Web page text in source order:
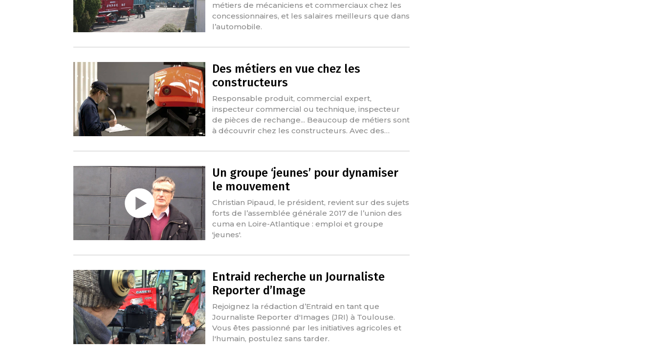
métiers de mécaniciens et commerciaux chez les
concessionnaires, et les salaires meilleurs que dans
l’automobile.
Des métiers en vue chez les
constructeurs
Responsable produit, commercial expert,
inspecteur commercial ou technique, inspecteur
de pièces de rechange... Beaucoup de métiers sont
à découvrir chez les constructeurs. Avec des…
Un groupe ‘jeunes’ pour dynamiser
le mouvement
Christian Pipaud, le président, revient sur des sujets
forts de l’assemblée générale 2017 de l’union des
cuma en Loire-Atlantique : emploi et groupe
'jeunes'.
Entraid recherche un Journaliste
Reporter d’Image
Rejoignez la rédaction d’Entraid en tant que
Journaliste Reporter d'Images (JRI) à Toulouse.
Vous êtes passionné par les initiatives agricoles et
l'humain, postulez sans tarder.